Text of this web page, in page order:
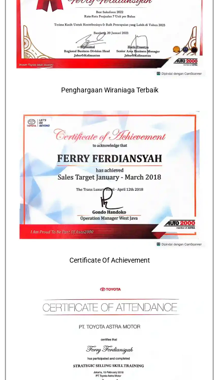
Penghargaan Wiraniaga Terbaik
Certificate Of Achievement